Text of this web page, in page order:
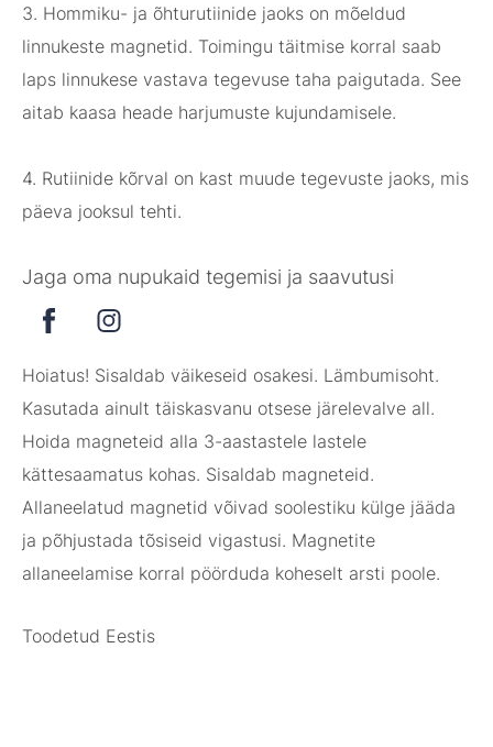
3. Hommiku- ja õhturutiinide jaoks on mõeldud
linnukeste magnetid. Toimingu täitmise korral saab
laps linnukese vastava tegevuse taha paigutada. See
aitab kaasa heade harjumuste kujundamisele.
4. Rutiinide kõrval on kast muude tegevuste jaoks, mis
päeva jooksul tehti.
Jaga oma nupukaid tegemisi ja saavutusi
Hoiatus! Sisaldab väikeseid osakesi. Lämbumisoht.
Kasutada ainult täiskasvanu otsese järelevalve all.
Hoida magneteid alla 3-aastastele lastele
kättesaamatus kohas. Sisaldab magneteid.
Allaneelatud magnetid võivad soolestiku külge jääda
ja põhjustada tõsiseid vigastusi. Magnetite
allaneelamise korral pöörduda koheselt arsti poole.
Toodetud Eestis